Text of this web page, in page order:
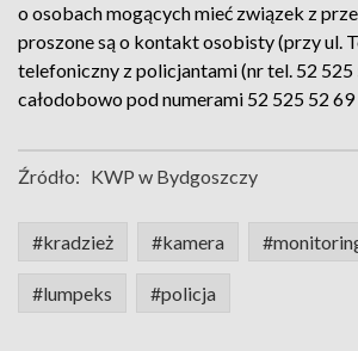
o osobach mogących mieć związek z
proszone są o kontakt osobisty (przy ul.
telefoniczny z policjantami (nr tel. 52 525
całodobowo pod numerami 52 525 52
Źródło: KWP w Bydgoszczy
#kradzież #kamera
#lumpeks #policja